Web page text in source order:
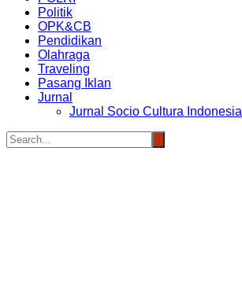
Politik
OPK&CB
Pendidikan
Olahraga
Traveling
Pasang Iklan
Jurnal
Jurnal Socio Cultura Indonesia